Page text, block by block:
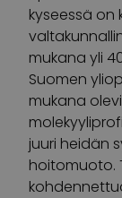
kyseessä on
mukana yli
Suomen
mukana
juuri heidän
hoitomuoto.